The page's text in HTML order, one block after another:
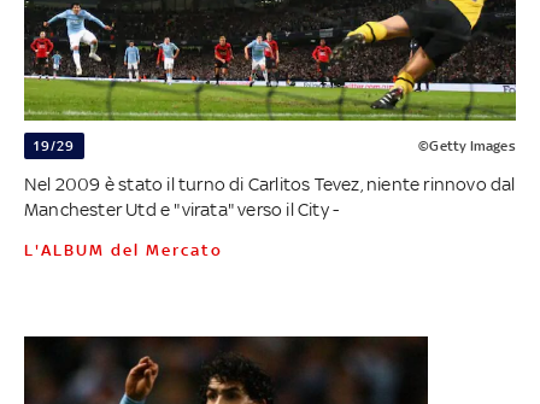
19/29 ©Getty Images
Nel 2009 è stato il turno di Carlitos Tevez, niente rinnovo dal
Manchester Utd e "virata" verso il City -
L'ALBUM del Mercato